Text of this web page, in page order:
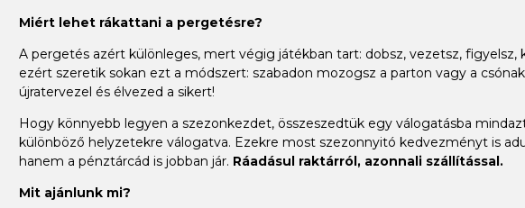
Miért lehet rákattani a pergetésre?
A pergetés azért különleges, mert végig játékban tart: dobsz, vezetsz,
ezért szeretik sokan ezt a módszert: szabadon mozogsz a parton vagy a
újratervezel és élvezed a sikert!
Hogy könnyebb legyen a szezonkezdet, összeszedtük egy válogatásba
különböző helyzetekre válogatva. Ezekre most szezonnyitó kedvezményt is
hanem a pénztárcád is jobban jár. Ráadásul raktárról, azonnali szállítással.
Mit ajánlunk mi?